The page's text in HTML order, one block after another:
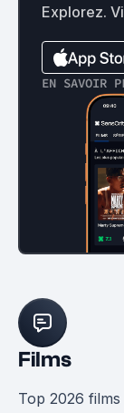
Explorez.
EN SAVOIR
Films
Top 2026 films